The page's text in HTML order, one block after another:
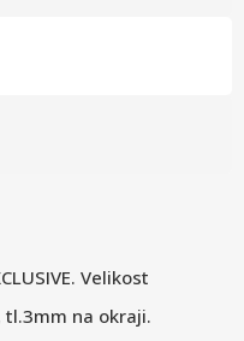
Velikost
na okraji.